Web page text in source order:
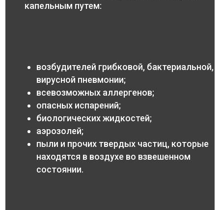
капельным путем:
возбудителей грибковой, бактериальной,
вирусной пневмонии;
всевозможных аллергенов;
опасных испарений;
биологических жидкостей;
аэрозолей;
пыли и прочих твердых частиц, которые
находятся в воздухе во взвешенном
состоянии.